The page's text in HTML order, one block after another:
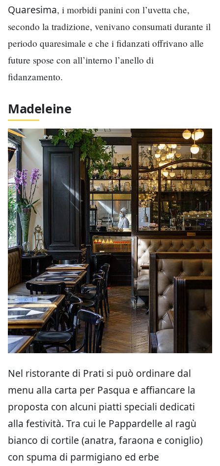
Quaresima, i morbidi panini con l’uvetta che,
secondo la tradizione, venivano consumati durante il
periodo quaresimale e che i fidanzati offrivano alle
future spose con all’interno l’anello di
fidanzamento.
Madeleine
Nel ristorante di Prati si può ordinare dal
menu alla carta per Pasqua e affiancare la
proposta con alcuni piatti speciali dedicati
alla festività. Tra cui le Pappardelle al ragù
bianco di cortile (anatra, faraona e coniglio)
con spuma di parmigiano ed erbe